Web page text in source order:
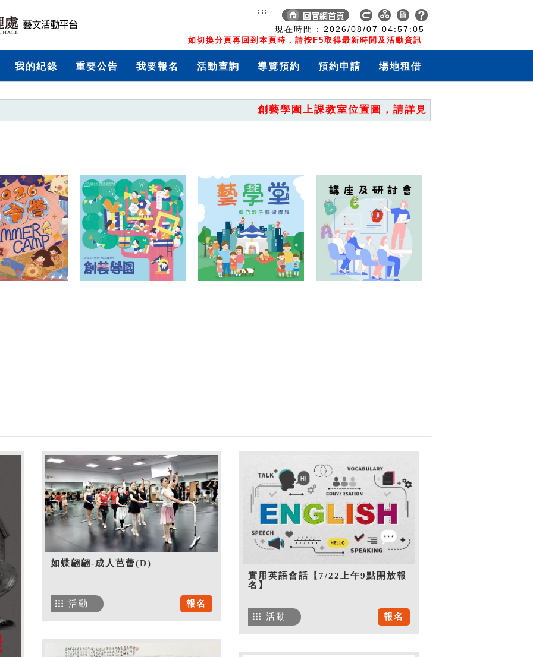
現在時間 : 2026/08/07 04:57:06
如切換分頁再回到本頁時，請按F5取得最新時間及活動資訊
:::
我的紀錄 重要公告 我要報名 活動查詢 導覽預約 預約申請 場地租借
創藝學園上課教室位置圖，請詳見「重要公告」。
如蝶翩翩-成人芭蕾(D)
報名
活動
實用英語會話【7/22上午9點開放報
名】
報名
活動